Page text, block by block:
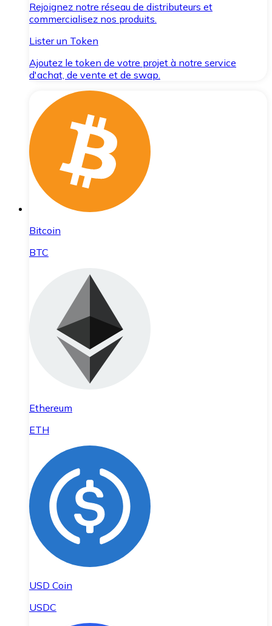
Rejoignez notre réseau de distributeurs et
commercialisez nos produits.
Lister un Token
Ajoutez le token de votre projet à notre service
d'achat, de vente et de swap.
Bitcoin
BTC
Ethereum
ETH
USD Coin
USDC